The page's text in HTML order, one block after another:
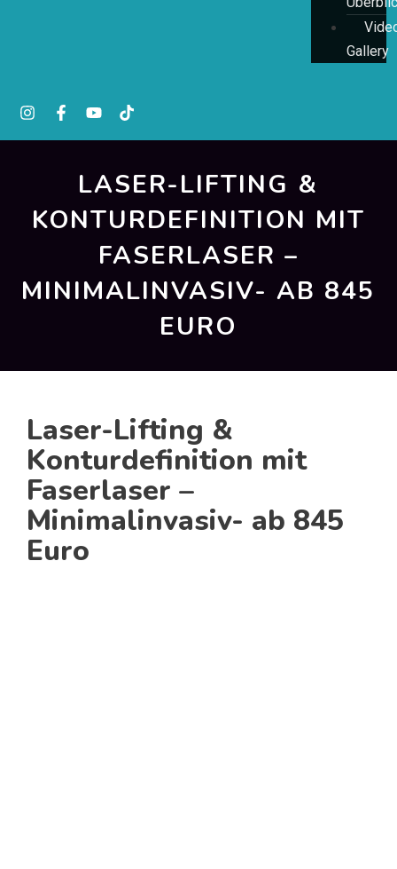
Gallery
LASER-LIFTING &
KONTURDEFINITION MIT
FASERLASER –
MINIMALINVASIV- AB 845
EURO
Laser-Lifting &
Konturdefinition mit
Faserlaser –
Minimalinvasiv- ab 845
Euro